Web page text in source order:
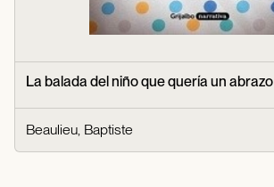
La balada del niño que quería un abrazo
Beaulieu, Baptiste